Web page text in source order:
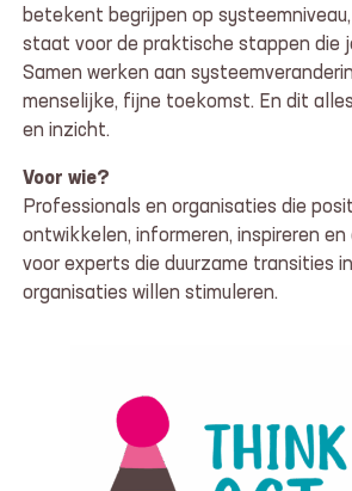
betekent begrijpen op systeemniveau,
staat voor de praktische stappen die
Samen werken aan
menselijke, fijne toekomst. En dit
en inzicht.
Voor wie?
Professionals en organisaties die
ontwikkelen, informeren, inspireren en
voor experts die duurzame transities
organisaties willen stimuleren.